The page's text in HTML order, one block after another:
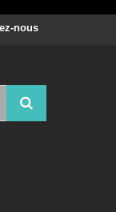
nous